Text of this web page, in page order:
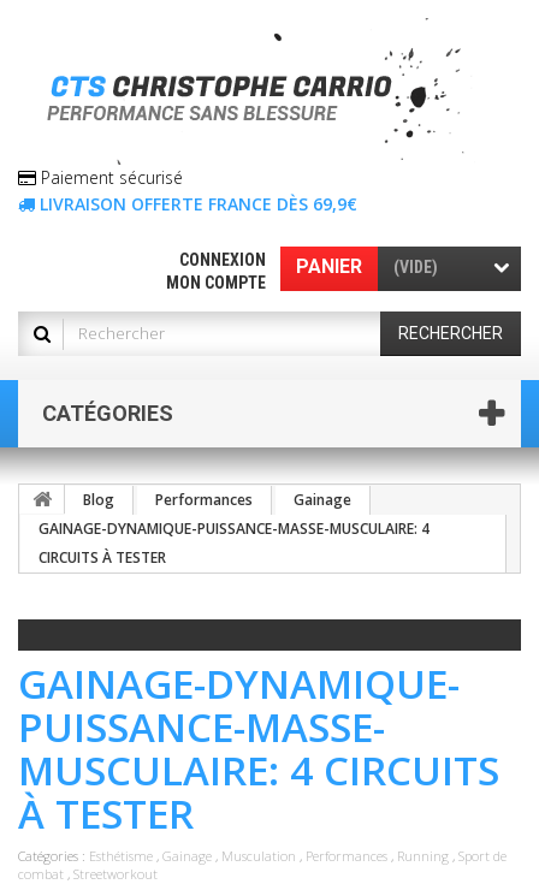
Paiement sécurisé
LIVRAISON OFFERTE FRANCE DÈS 69,9€
PANIER (VIDE)
CONNEXION
MON COMPTE
RECHERCHER
CATÉGORIES
Blog Performances
Gainage
GAINAGE-DYNAMIQUE-PUISSANCE-MASSE-MUSCULAIRE: 4
CIRCUITS À TESTER
GAINAGE-DYNAMIQUE-
PUISSANCE-MASSE-
MUSCULAIRE: 4 CIRCUITS
À TESTER
Catégories : Esthétisme , Gainage , Musculation , Performances , Running , Sport de
combat , Streetworkout